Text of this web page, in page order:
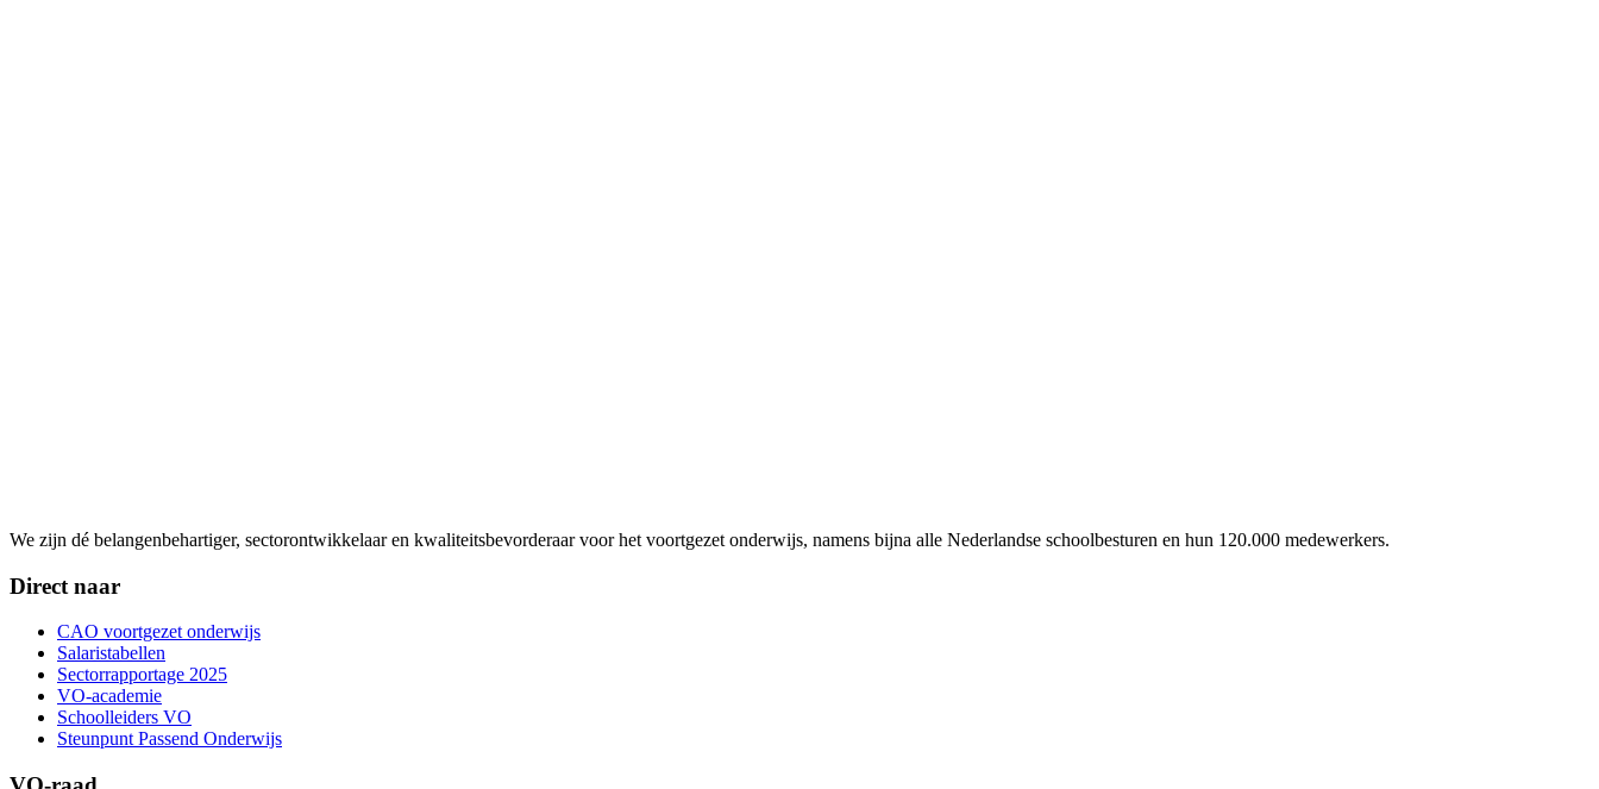
We zijn dé belangenbehartiger, sectorontwikkelaar en kwaliteitsbevorderaar voor het voortgezet onderwijs, namens bijna alle Nederlandse schoolbesturen en hun 120.000 medewerkers.
Direct naar
CAO voortgezet onderwijs
Salaristabellen
Sectorrapportage 2025
VO-academie
Schoolleiders VO
Steunpunt Passend Onderwijs